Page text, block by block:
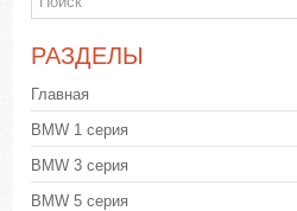
РАЗДЕЛЫ
Главная
BMW 1 серия
BMW 3 серия
BMW 5 серия